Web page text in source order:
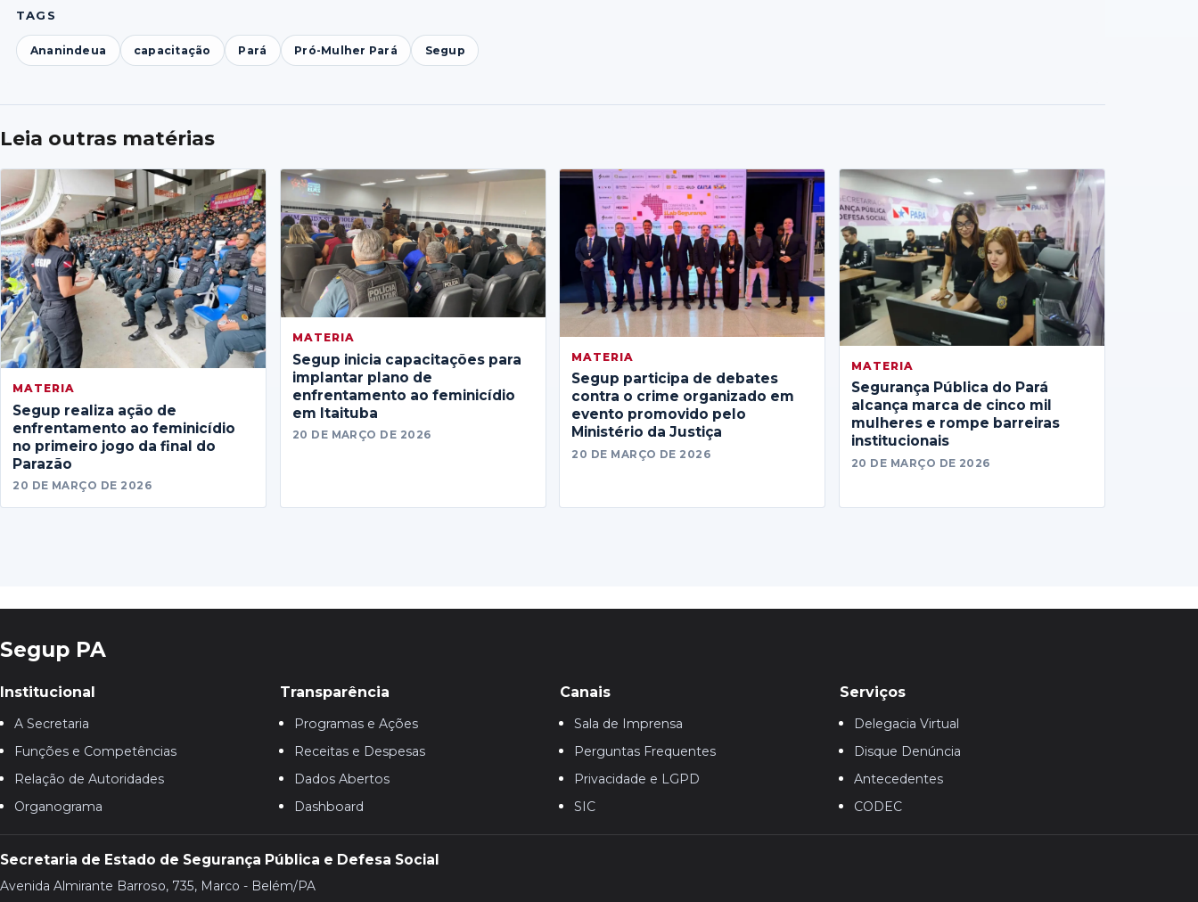
TAGS
Ananindeua capacitação Pará Pró-Mulher Pará Segup
Leia outras matérias
MATERIA
Segup realiza ação de
enfrentamento ao feminicídio
no primeiro jogo da final do
Parazão
20 DE MARÇO DE 2026
MATERIA
Segup inicia capacitações para
implantar plano de
enfrentamento ao feminicídio
em Itaituba
20 DE MARÇO DE 2026
MATERIA
Segup participa de debates
contra o crime organizado em
evento promovido pelo
Ministério da Justiça
20 DE MARÇO DE 2026
MATERIA
Segurança Pública do Pará
alcança marca de cinco mil
mulheres e rompe barreiras
institucionais
20 DE MARÇO DE 2026
Segup PA
Institucional
A Secretaria
Funções e Competências
Relação de Autoridades
Organograma
Transparência
Programas e Ações
Receitas e Despesas
Dados Abertos
Dashboard
Canais
Sala de Imprensa
Perguntas Frequentes
Privacidade e LGPD
SIC
Serviços
Delegacia Virtual
Disque Denúncia
Antecedentes
CODEC
Secretaria de Estado de Segurança Pública e Defesa Social
Avenida Almirante Barroso, 735, Marco - Belém/PA